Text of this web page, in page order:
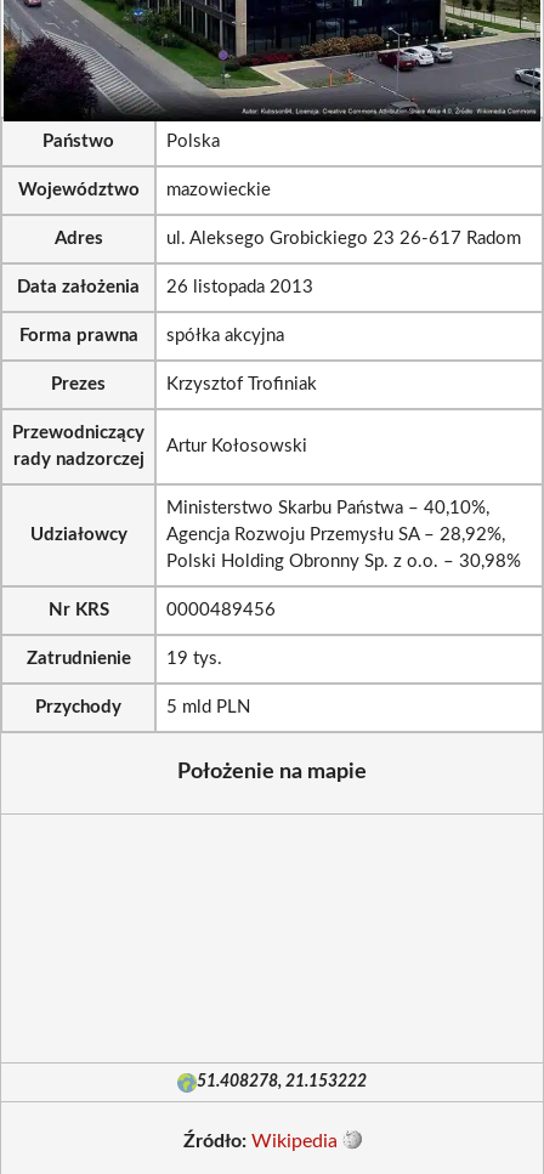
Państwo Polska
Województwo mazowieckie
Adres ul. Aleksego Grobickiego 23 26-617 Radom
Data założenia 26 listopada 2013
Forma prawna spółka akcyjna
Prezes Krzysztof Trofiniak
Przewodniczący
rady nadzorczej
Artur Kołosowski
Udziałowcy
Ministerstwo Skarbu Państwa – 40,10%,
Agencja Rozwoju Przemysłu SA – 28,92%,
Polski Holding Obronny Sp. z o.o. – 30,98%
Nr KRS 0000489456
Zatrudnienie 19 tys.
Przychody 5 mld PLN
Położenie na mapie
51.408278, 21.153222
Źródło: Wikipedia